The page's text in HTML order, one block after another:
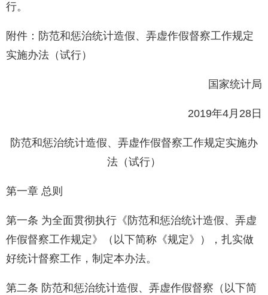
行。
附件：防范和惩治统计造假、弄虚作假督察工作规定
实施办法（试行）
国家统计局
2019年4月28日
防范和惩治统计造假、弄虚作假督察工作规定实施办
法（试行）
第一章 总则
第一条 为全面贯彻执行《防范和惩治统计造假、弄虚
作假督察工作规定》（以下简称《规定》），扎实做
好统计督察工作，制定本办法。
第二条 防范和惩治统计造假、弄虚作假督察（以下简